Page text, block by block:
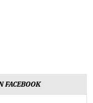
FACEBOOK